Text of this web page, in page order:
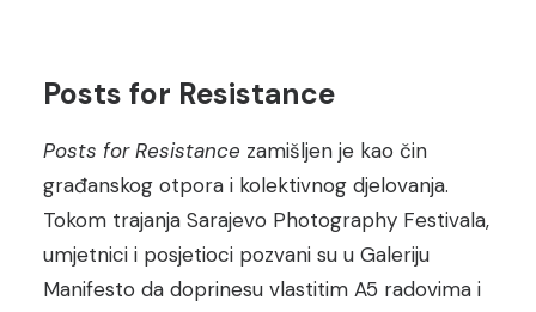
Posts for Resistance
Posts for Resistance zamišljen je kao čin
građanskog otpora i kolektivnog djelovanja.
Tokom trajanja Sarajevo Photography Festivala,
umjetnici i posjetioci pozvani su u Galeriju
Manifesto da doprinesu vlastitim A5 radovima i